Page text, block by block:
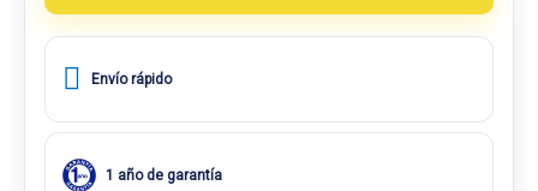
Envío rápido
1 año de garantía